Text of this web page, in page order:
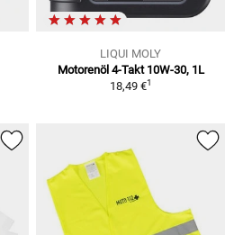
LIQUI MOLY
Motorenöl 4-Takt 10W-30, 1L
18,49 €1